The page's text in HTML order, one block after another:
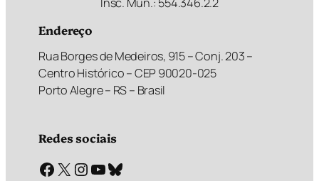
Endereço
Rua Borges de Medeiros, 915 – Conj. 203 –
Centro Histórico – CEP 90020-025
Porto Alegre – RS – Brasil
Redes sociais
Facebook X Instagram Youtube Bluesky